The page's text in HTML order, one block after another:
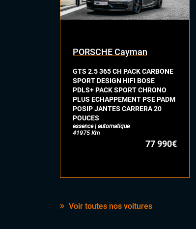
PORSCHE Cayman
GTS 2.5 365 CH PACK CARBONE
SPORT DESIGN HIFI BOSE
PDLS+ PACK SPORT CHRONO
PLUS ECHAPPEMENT PSE PADM
POSIP JANTES CARRERA 20
POUCES
essence | automatique
41975 Km
77 990€
Voir toutes nos voitures